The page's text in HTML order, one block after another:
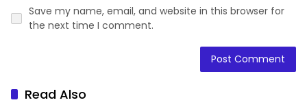
Save my name, email, and website in this browser for
the next time I comment.
Read Also